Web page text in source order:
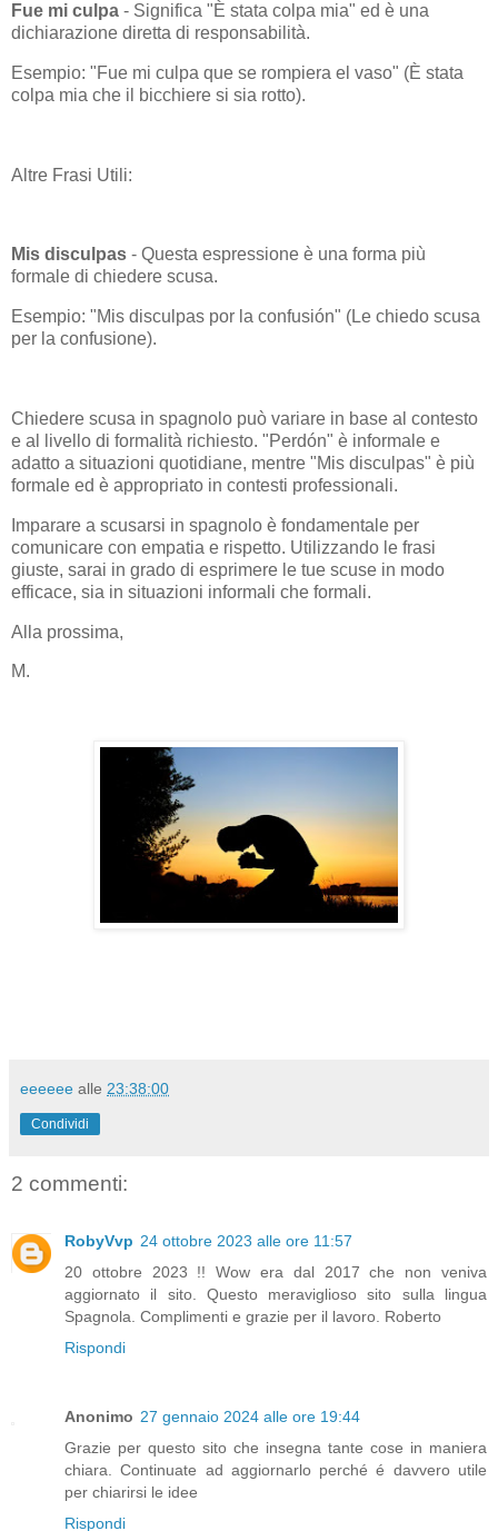
Fue mi culpa - Significa "È stata colpa mia" ed è una
dichiarazione diretta di responsabilità.
Esempio: "Fue mi culpa que se rompiera el vaso" (È stata
colpa mia che il bicchiere si sia rotto).
Altre Frasi Utili:
Mis disculpas - Questa espressione è una forma più
formale di chiedere scusa.
Esempio: "Mis disculpas por la confusión" (Le chiedo scusa
per la confusione).
Chiedere scusa in spagnolo può variare in base al contesto
e al livello di formalità richiesto. "Perdón" è informale e
adatto a situazioni quotidiane, mentre "Mis disculpas" è più
formale ed è appropriato in contesti professionali.
Imparare a scusarsi in spagnolo è fondamentale per
comunicare con empatia e rispetto. Utilizzando le frasi
giuste, sarai in grado di esprimere le tue scuse in modo
efficace, sia in situazioni informali che formali.
Alla prossima,
M.
eeeeee alle 23:38:00
Condividi
2 commenti:
RobyVvp 24 ottobre 2023 alle ore 11:57
20 ottobre 2023 !! Wow era dal 2017 che non veniva
aggiornato il sito. Questo meraviglioso sito sulla lingua
Spagnola. Complimenti e grazie per il lavoro. Roberto
Rispondi
Anonimo 27 gennaio 2024 alle ore 19:44
Grazie per questo sito che insegna tante cose in maniera
chiara. Continuate ad aggiornarlo perché é davvero utile
per chiarirsi le idee
Rispondi